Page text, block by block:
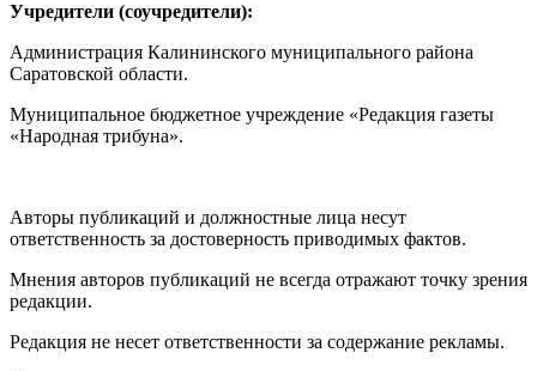
Учредители (соучредители):
Администрация Калининского муниципального района
Саратовской области.
Муниципальное бюджетное учреждение «Редакция газеты
«Народная трибуна».
Авторы публикаций и должностные лица несут
ответственность за достоверность приводимых фактов.
Мнения авторов публикаций не всегда отражают точку зрения
редакции.
Редакция не несет ответственности за содержание рекламы.